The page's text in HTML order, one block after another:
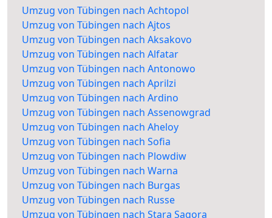
Umzug von Tübingen nach Achtopol
Umzug von Tübingen nach Ajtos
Umzug von Tübingen nach Aksakovo
Umzug von Tübingen nach Alfatar
Umzug von Tübingen nach Antonowo
Umzug von Tübingen nach Aprilzi
Umzug von Tübingen nach Ardino
Umzug von Tübingen nach Assenowgrad
Umzug von Tübingen nach Aheloy
Umzug von Tübingen nach Sofia
Umzug von Tübingen nach Plowdiw
Umzug von Tübingen nach Warna
Umzug von Tübingen nach Burgas
Umzug von Tübingen nach Russe
Umzug von Tübingen nach Stara Sagora